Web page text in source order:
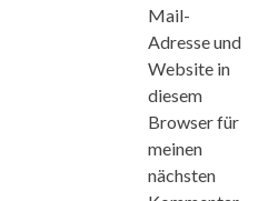
Mail-
Adresse und
Website in
diesem
Browser für
meinen
nächsten